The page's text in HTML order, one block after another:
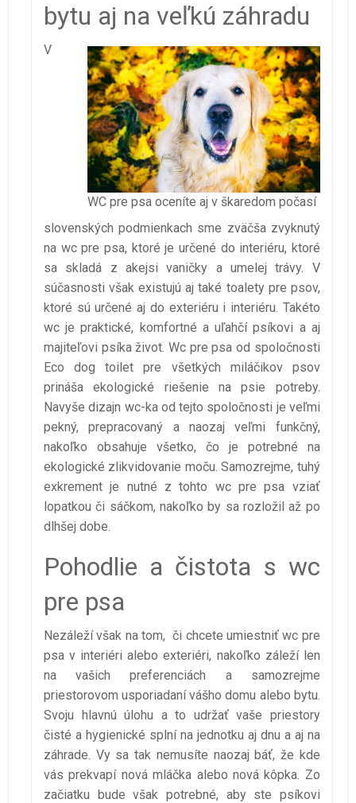
bytu aj na veľkú záhradu
WC pre psa oceníte aj v škaredom počasí
V
slovenských podmienkach sme zväčša zvyknutý
na wc pre psa, ktoré je určené do interiéru, ktoré
sa skladá z akejsi vaničky a umelej trávy. V
súčasnosti však existujú aj také toalety pre psov,
ktoré sú určené aj do exteriéru i interiéru. Takéto
wc je praktické, komfortné a uľahčí psíkovi a aj
majiteľovi psíka život. Wc pre psa od spoločnosti
Eco dog toilet pre všetkých miláčikov psov
prináša ekologické riešenie na psie potreby.
Navyše dizajn wc-ka od tejto spoločnosti je veľmi
pekný, prepracovaný a naozaj veľmi funkčný,
nakoľko obsahuje všetko, čo je potrebné na
ekologické zlikvidovanie moču. Samozrejme, tuhý
exkrement je nutné z tohto wc pre psa vziať
lopatkou či sáčkom, nakoľko by sa rozložil až po
dlhšej dobe.
Pohodlie a čistota s wc
pre psa
Nezáleží však na tom, či chcete umiestniť wc pre
psa v interiéri alebo exteriéri, nakoľko záleží len
na vašich preferenciách a samozrejme
priestorovom usporiadaní vášho domu alebo bytu.
Svoju hlavnú úlohu a to udržať vaše priestory
čisté a hygienické splní na jednotku aj dnu a aj na
záhrade. Vy sa tak nemusíte naozaj báť, že kde
vás prekvapí nová mláčka alebo nová kôpka. Zo
začiatku bude však potrebné, aby ste psíkovi